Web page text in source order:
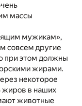
массы
мужикам»,
совсем другие
при этом должны
жирами.
некоторое
жиров в наших
животные